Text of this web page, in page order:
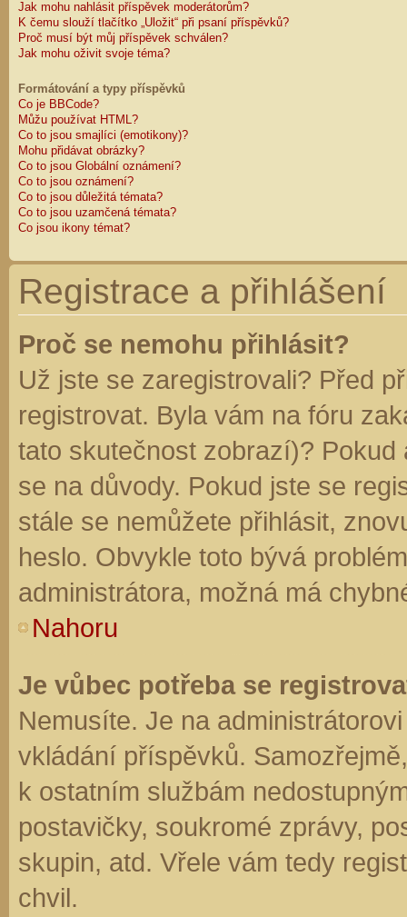
Jak mohu nahlásit příspěvek moderátorům?
K čemu slouží tlačítko „Uložit“ při psaní příspěvků?
Proč musí být můj příspěvek schválen?
Jak mohu oživit svoje téma?
Formátování a typy příspěvků
Co je BBCode?
Můžu používat HTML?
Co to jsou smajlíci (emotikony)?
Mohu přidávat obrázky?
Co to jsou Globální oznámení?
Co to jsou oznámení?
Co to jsou důležitá témata?
Co to jsou uzamčená témata?
Co jsou ikony témat?
Registrace a přihlášení
Proč se nemohu přihlásit?
Už jste se zaregistrovali? Před
registrovat. Byla vám na fóru
tato skutečnost zobrazí)?
se na důvody. Pokud jste se
stále se nemůžete přihlásit,
heslo. Obvykle toto bývá
administrátora, možná má
Nahoru
Je vůbec potřeba se
Nemusíte. Je na
vkládání příspěvků.
k ostatním službám
postavičky, soukromé zprávy,
skupin, atd. Vřele vám tedy
chvil.